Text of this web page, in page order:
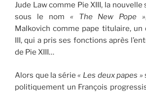
Jude Law comme Pie XIII, la nouvelle
sous le nom « The New Pope »
Malkovich comme pape titulaire, un
III, qui a pris ses fonctions après
de Pie XIII…
Alors que la série« Les deux papes »
politiquement un François